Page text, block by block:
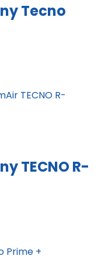
Tecno
TECNO R-